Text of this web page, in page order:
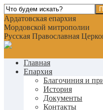
Ардатовская епархия
Мордовской митрополии
Русская Православная
Главная
Епархия
Благочиния и
История
Документы
Контакты